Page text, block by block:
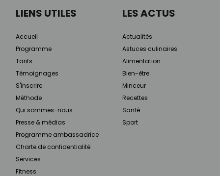
LIENS UTILES
Accueil
Programme
Tarifs
Témoignages
S'inscrire
Méthode
Qui sommes-nous
Presse & médias
Programme ambassadrice
Charte de confidentialité
Services
Fitness
LES ACTUS
Actualités
Astuces culinaires
Alimentation
Bien-être
Minceur
Recettes
Santé
Sport